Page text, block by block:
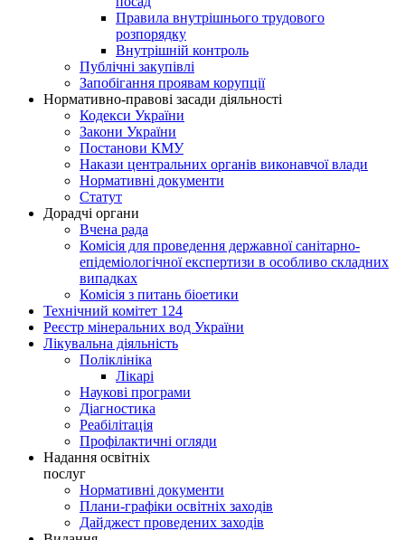
Правила внутрішнього трудового
розпорядку
Внутрішній контроль
Публічні закупівлі
Запобігання проявам корупції
Нормативно-правові засади діяльності
Кодекси України
Закони України
Постанови КМУ
Накази центральних органів виконавчої влади
Нормативні документи
Статут
Дорадчі органи
Вчена рада
Комісія для проведення державної санітарно-
епідеміологічної експертизи в особливо складних
випадках
Комісія з питань біоетики
Технічний комітет 124
Реєстр мінеральних вод України
Лікувальна діяльність
Поліклініка
Лікарі
Наукові програми
Діагностика
Реабілітація
Профілактичні огляди
Надання освітніх
послуг
Нормативні документи
Плани-графіки освітніх заходів
Дайджест проведених заходів